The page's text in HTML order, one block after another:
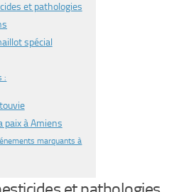
et pathologies
spécial
:
paix à Amiens
marquants à